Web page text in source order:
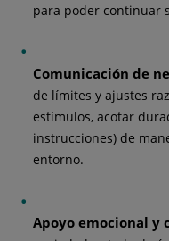
para poder continuar
Comunicación de
de límites y ajustes
estímulos, acotar
instrucciones) de
entorno.
Apoyo emocional y